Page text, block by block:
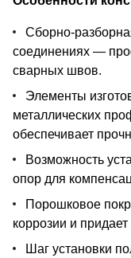
Сборно-
соединениях —
сварных швов.
Элементы
металлических
обеспечивает
Возможность
опор для
Порошковое
коррозии и
Шаг установки